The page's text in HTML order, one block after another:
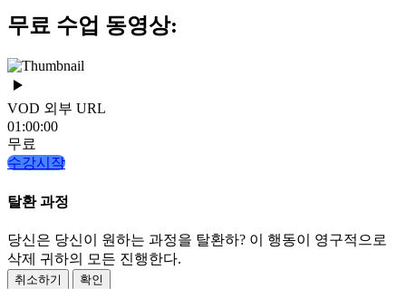
무료 수업 동영상:
VOD 외부 URL
01:00:00
무료
수강시작
탈환 과정
당신은 당신이 원하는 과정을 탈환하? 이 행동이 영구적으로
삭제 귀하의 모든 진행한다.
취소하기 확인